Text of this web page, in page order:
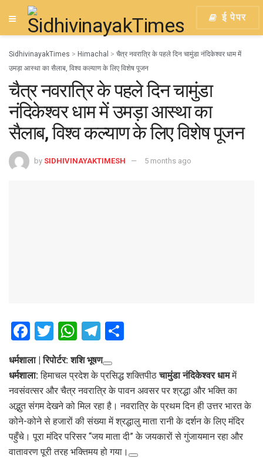
ई पेपर
SidhivinayakTimes > Himachal > चैत्र नवरात्रि के पहले दिन चामुंडा नंदिकेश्वर धाम में
उमड़ा आस्था का सैलाब, विश्व कल्याण के लिए विशेष पूजन
चैत्र नवरात्रि के पहले दिन चामुंडा
नंदिकेश्वर धाम में उमड़ा आस्था का
सैलाब, विश्व कल्याण के लिए विशेष पूजन
by SIDHIVINAYAKTIMESH 5 months ago
F
ce
b
o
o
k
T
wi
tt
er
W
h
at
s
A
p
p
T
e
gr
a
m
ar
e
धर्मशाला | रिपोर्टर: शशि भूषण
धर्मशाला: हिमाचल प्रदेश के प्रसिद्ध शक्तिपीठचामुंडा नंदिकेश्वर धाममें
नवसंवत्सर और चैत्र नवरात्रि के पावन अवसर पर श्रद्धा और भक्ति का
अद्भुत संगम देखने को मिल रहा है। नवरात्रि के प्रथम दिन ही उत्तर भारत के
कोने-कोने से हजारों की संख्या में श्रद्धालु माता रानी के दर्शन के लिए मंदिर
पहुँचे। पूरा मंदिर परिसर “जय माता दी” के जयकारों से गुंजायमान रहा और
वातावरण पूरी तरह भक्तिमय हो गया।